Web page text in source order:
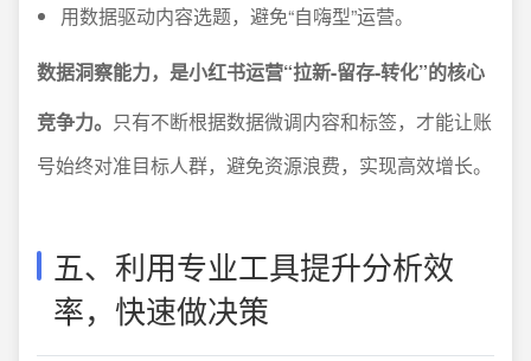
用数据驱动内容选题，避免“自嗨型”运营。
数据洞察能力，是小红书运营“拉新-留存-转化”的核心
竞争力。 只有不断根据数据微调内容和标签，才能让账
号始终对准目标人群，避免资源浪费，实现高效增长。
五、利用专业工具提升分析效
率，快速做决策